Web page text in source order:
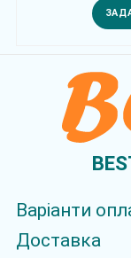
Варіанти
Доставка